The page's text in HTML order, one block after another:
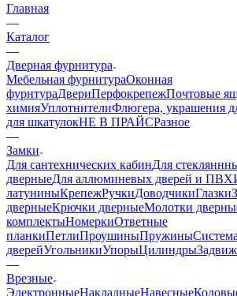
Главная
—
Каталог
—
Дверная фурнитура
Мебельная фурнитураОконная
фурнтураДвериПерфокрепежПочтовые
химияУплотнителиФлюгера, украшения
для шкатулокНЕ В ПРАЙСРазное
—
Замки
Для сантехнических кабинДля
дверныеДля аллюминевых дверей и ПВХ
латуниныКрепежРучкиДоводчикиГлазки
дверныеКрючки дверныеМолотки
комплектыНомеркиОтветные
планкиПетлиПроушиныПружины
дверейУгольникиУпорыЦилиндры
—
Врезные
ЭлектронныеНакладныеНавесные